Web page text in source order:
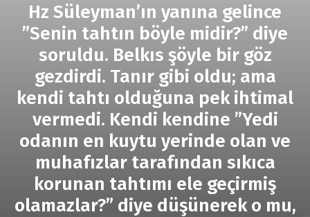
Hz Süleyman’ın yanına gelince
”Senin tahtın böyle midir?” diye
soruldu. Belkıs şöyle bir göz
gezdirdi. Tanır gibi oldu; ama
kendi tahtı olduğuna pek ihtimal
vermedi. Kendi kendine ”Yedi
odanın en kuytu yerinde olan ve
muhafızlar tarafından sıkıca
korunan tahtımı ele geçirmiş
olamazlar?” diye düşünerek o mu,